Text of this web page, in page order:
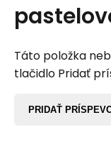
Táto položka
tlačidlo Pridať
PRIDAŤ